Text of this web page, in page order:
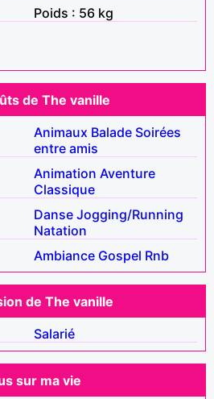
Poids : 56 kg
de The vanille
Animaux Balade Soirées
entre amis
Animation Aventure
Classique
Danse Jogging/Running
Natation
Ambiance Gospel Rnb
de The vanille
Salarié
sur ma vie